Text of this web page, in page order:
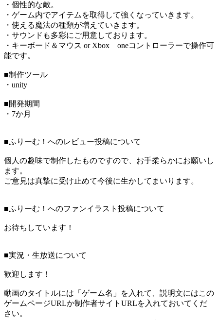
・個性的な敵。
・ゲーム内でアイテムを取得して強くなっていきます。
・使える魔法の種類が増えていきます。
・サウンドも多彩にご用意しております。
・キーボード＆マウス or Xbox oneコントローラーで操作可
能です。
■制作ツール
・unity
■開発期間
・7か月
■ふりーむ！へのレビュー投稿について
個人の趣味で制作したものですので、お手柔らかにお願いし
ます。
ご意見は真摯に受け止めて今後に生かしてまいります。
■ふりーむ！へのファンイラスト投稿について
お待ちしています！
■実況・生放送について
歓迎します！
動画のタイトルには「ゲーム名」を入れて、説明文にはこの
ゲームページURLか制作者サイトURLを入れておいてくだ
さい。